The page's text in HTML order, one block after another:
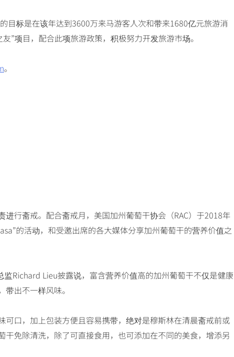
目标是在该年达到3600万来马游客人次和带来1680亿元旅游消
”项目，配合此项旅游政策，积极努力开发旅游市场。
。
行斋戒。配合斋戒月，美国加州葡萄干协会（RAC）于2018年
的活动，和受邀出席的各大媒体分享加州葡萄干的营养价值之
监Richard Lieu披露说，富含营养价值高的加州葡萄干不仅是健康
出不一样风味。
可口，加上包装方便且容易携带，绝对是穆斯林在清晨斋戒前或
免除清洗，除了可直接食用，也可添加在不同的美食，增添另